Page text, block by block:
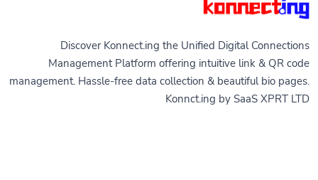
Discover Konnect.ing the Unified Digital Connections
Management Platform offering intuitive link & QR code
management. Hassle-free data collection & beautiful bio pages.
Konnct.ing by SaaS XPRT LTD